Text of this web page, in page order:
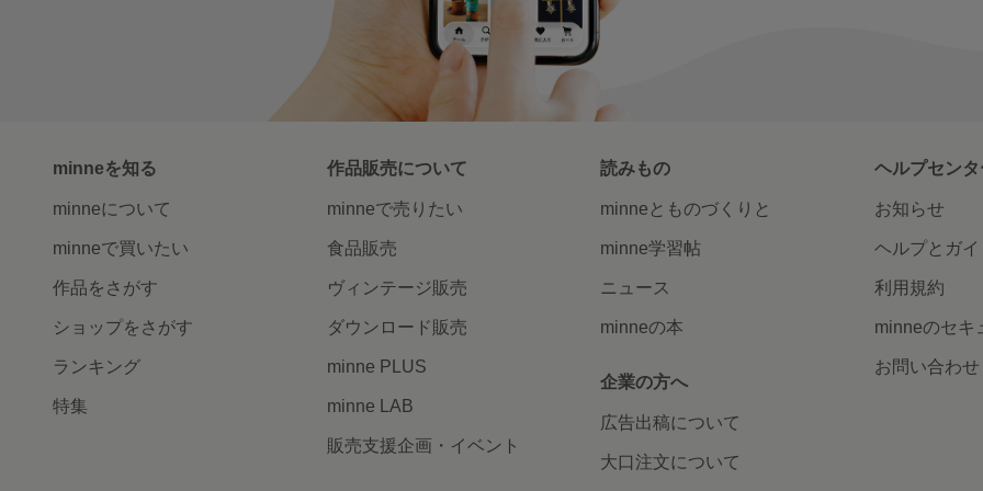
minneを知る
minneについて
minneで買いたい
作品をさがす
ショップをさがす
ランキング
特集
作品販売について
minneで売りたい
食品販売
ヴィンテージ販売
ダウンロード販売
minne PLUS
minne LAB
販売支援企画・イベント
読みもの
minneとものづくりと
minne学習帖
ニュース
minneの本
企業の方へ
広告出稿について
大口注文について
ヘルプセンタ
お知らせ
ヘルプとガイ
利用規約
minneのセキ
お問い合わせ